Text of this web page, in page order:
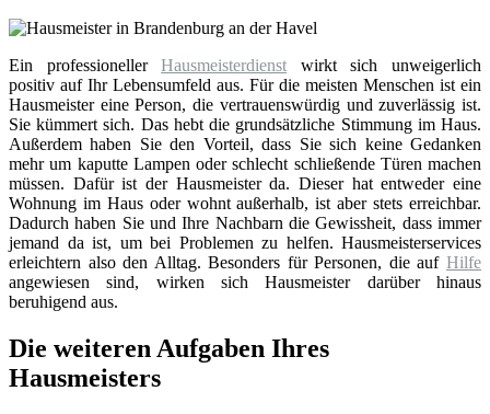
Ein professionellerHausmeisterdienst wirkt sich unweigerlich
positiv auf Ihr Lebensumfeld aus. Für die meisten Menschen ist ein
Hausmeister eine Person, die vertrauenswürdig und zuverlässig ist.
Sie kümmert sich. Das hebt die grundsätzliche Stimmung im Haus.
Außerdem haben Sie den Vorteil, dass Sie sich keine Gedanken
mehr um kaputte Lampen oder schlecht schließende Türen machen
müssen. Dafür ist der Hausmeister da. Dieser hat entweder eine
Wohnung im Haus oder wohnt außerhalb, ist aber stets erreichbar.
Dadurch haben Sie und Ihre Nachbarn die Gewissheit, dass immer
jemand da ist, um bei Problemen zu helfen. Hausmeisterservices
erleichtern also den Alltag. Besonders für Personen, die auf Hilfe
angewiesen sind, wirken sich Hausmeister darüber hinaus
beruhigend aus.
Die weiteren Aufgaben Ihres
Hausmeisters